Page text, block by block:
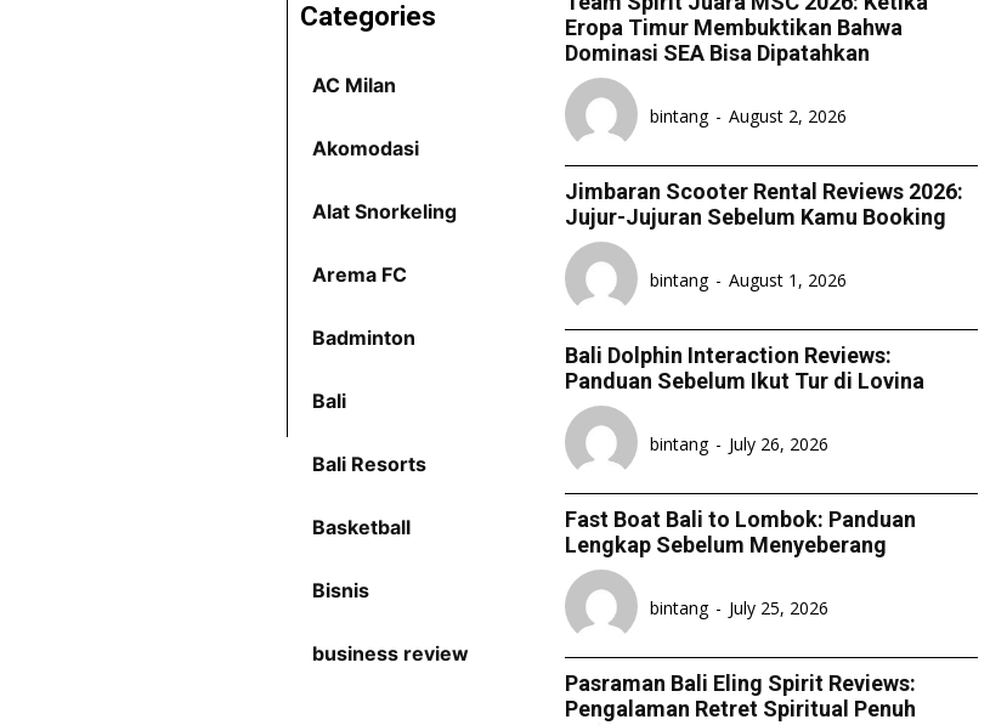
Categories
AC Milan
Akomodasi
Alat Snorkeling
Arema FC
Badminton
Bali
Bali Resorts
Basketball
Bisnis
business review
Eropa Timur Membuktikan Bahwa
Dominasi SEA Bisa Dipatahkan
bintang - August 2, 2026
Jimbaran Scooter Rental Reviews 2026:
Jujur-Jujuran Sebelum Kamu Booking
bintang - August 1, 2026
Bali Dolphin Interaction Reviews:
Panduan Sebelum Ikut Tur di Lovina
bintang - July 26, 2026
Fast Boat Bali to Lombok: Panduan
Lengkap Sebelum Menyeberang
bintang - July 25, 2026
Pasraman Bali Eling Spirit Reviews:
Pengalaman Retret Spiritual Penuh